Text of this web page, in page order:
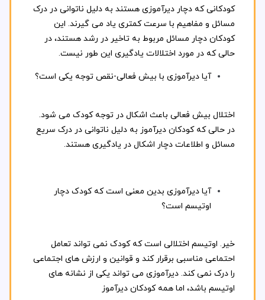
کودکانی که دچار دیرآموزی هستند به دلیل ناتوانی در درک
مسائل و مفاهیم با سرعت کمتری یاد می گیرند. این
کودکان دچار مسائل مربوط به تاخیر در رشد هستند، در
حالی که در مورد اختلالات یادگیری این طور نیست.
آیا دیرآموزی با بیش فعالی-نقص توجه یکی است؟
اختلال بیش فعالی باعث اشکال در توجه کودک می شود.
در حالی که کودکان دیرآموز به دلیل ناتوانی در درک سریع
مسائل و اطلاعات دچار اشکال در یادگیری هستند.
آیا دیرآموزی بدین معنی است که کودک دچار
اوتیسم است؟
خیر. اوتیسم اختلالی است که کودک نمی تواند تعامل
احتماعی مناسبی برقرار کند و قوانین و ارزش های اجتماعی
را درک نمی کند. دیرآموزی می تواند یکی از نشانه های
اوتیسم باشد، اما همه کودکان دیرآموز